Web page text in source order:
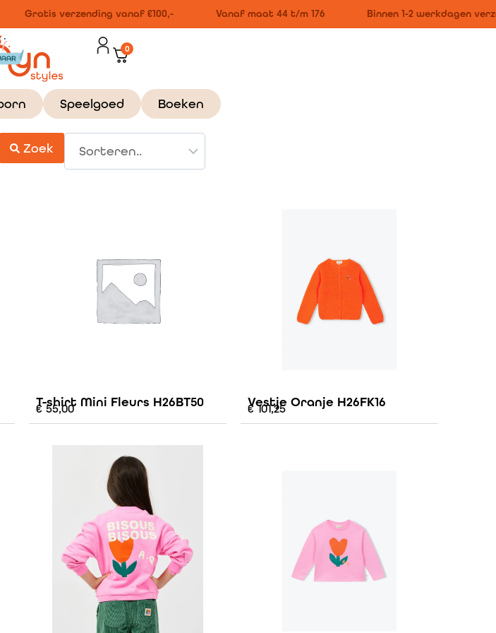
Gratis verzending vanaf €100,- Vanaf maat 44 t/m 176 Binnen 1-2 werkdagen
0
Speelgoed Boeken
Zoek
T-shirt Mini Fleurs H26BT50
€ 55,00 Vestje Oranje H26FK16
€101,25